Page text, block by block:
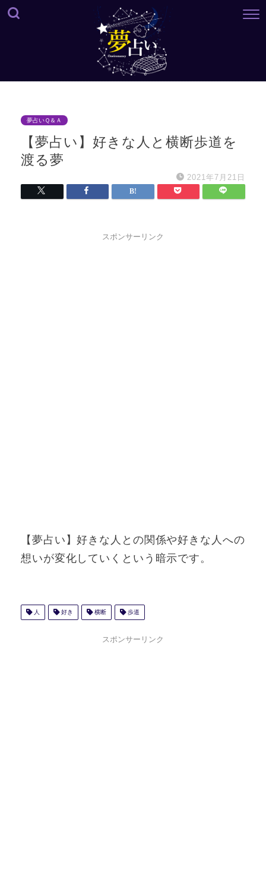
夢占いＱ＆Ａ
【夢占い】好きな人と横断歩道を
渡る夢
2021年7月21日
スポンサーリンク
【夢占い】好きな人との関係や好きな人への
想いが変化していくという暗示です。
人 好き 横断 歩道
スポンサーリンク